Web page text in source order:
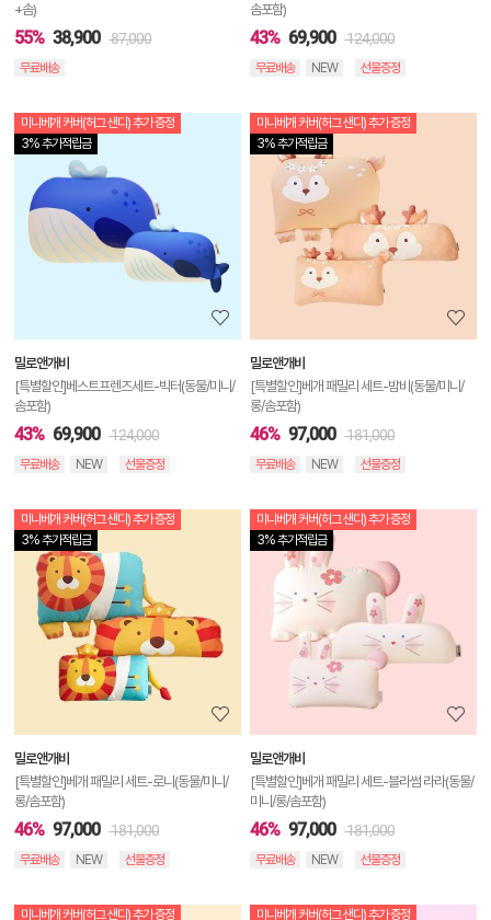
+솜)
55% 38,900 87,000
무료배송
솜포함)
43% 69,900 124,000
무료배송 NEW 선물증정
3% 추가적립금
미니베개 커버(허그 샌디) 추가 증정
상
보
기
밀로앤개비
[특별할인]베스트프렌즈세트-빅터(동물/미니/
솜포함)
43% 69,900 124,000
무료배송 NEW 선물증정
3% 추가적립금
미니베개 커버(허그 샌디) 추가 증정
밀로앤개비
[특별할인]베개 패밀리 세트-밤비(동물/미니/
롱/솜포함)
46% 97,000 181,000
무료배송 NEW 선물증정
3% 추가적립금
미니베개 커버(허그 샌디) 추가 증정
상
보
기
밀로앤개비
[특별할인]베개 패밀리 세트-로니(동물/미니/
롱/솜포함)
46% 97,000 181,000
무료배송 NEW 선물증정
3% 추가적립금
미니베개 커버(허그 샌디) 추가 증정
밀로앤개비
[특별할인]베개 패밀리 세트-블라썸 라라(동물/
미니/롱/솜포함)
46% 97,000 181,000
무료배송 NEW 선물증정
미니베개 커버(허그 샌디) 추가 증정 미니베개 커버(허그 샌디) 추가 증정